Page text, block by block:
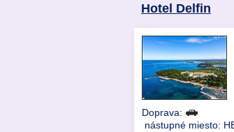
Hotel Delfin
Doprava:
nástupné miesto: